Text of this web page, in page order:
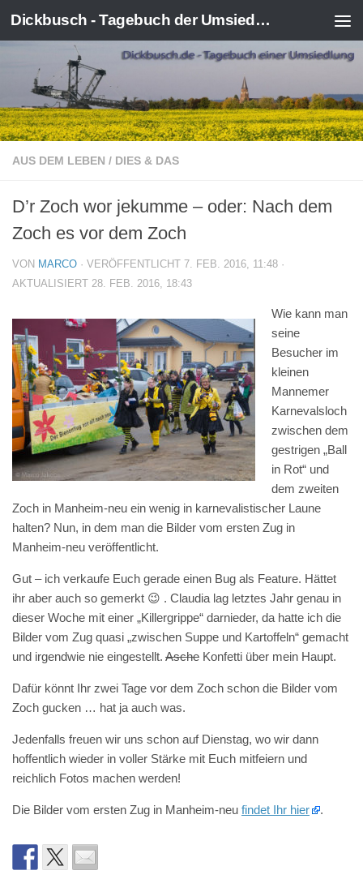
Zum Inhalt springen Dickbusch - Tagebuch der Umsiedlung von Kerpen-Manheim
AUS DEM LEBEN / DIES & DAS
D’r Zoch wor jekumme – oder: Nach dem
Zoch es vor dem Zoch
VON MARCO · VERÖFFENTLICHT 7. FEB. 2016, 11:48 ·
AKTUALISIERT 28. FEB. 2016, 18:43
Wie kann man
seine
Besucher im
kleinen
Mannemer
Karnevalsloch
zwischen dem
gestrigen „Ball
in Rot“ und
dem zweiten
Zoch in Manheim-neu ein wenig in karnevalistischer Laune
halten? Nun, in dem man die Bilder vom ersten Zug in
Manheim-neu veröffentlicht.
Gut – ich verkaufe Euch gerade einen Bug als Feature. Hättet
ihr aber auch so gemerkt 😉 . Claudia lag letztes Jahr genau in
dieser Woche mit einer „Killergrippe“ darnieder, da hatte ich die
Bilder vom Zug quasi „zwischen Suppe und Kartoffeln“ gemacht
und irgendwie nie eingestellt. Asche Konfetti über mein Haupt.
Dafür könnt Ihr zwei Tage vor dem Zoch schon die Bilder vom
Zoch gucken … hat ja auch was.
Jedenfalls freuen wir uns schon auf Dienstag, wo wir dann
hoffentlich wieder in voller Stärke mit Euch mitfeiern und
reichlich Fotos machen werden!
Die Bilder vom ersten Zug in Manheim-neu findet Ihr hier .